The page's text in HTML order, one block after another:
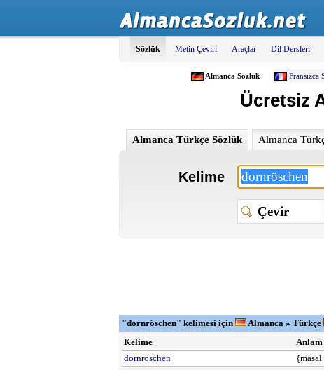
Sözlük Metin Çeviri Araçlar Dil Dersleri
Almanca Sözlük Fransızca
Ücretsiz
Almanca Türkçe Sözlük Almanca
Kelime
"dornröschen" kelimesi için Almanca » Türkçe
Kelime
Anlam
dornröschen